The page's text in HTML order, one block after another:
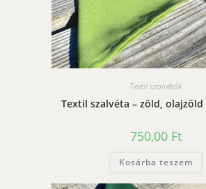
Textil szalvéták
Textil szalvéta – zöld, olajzöld
750,00 Ft
Kosárba teszem